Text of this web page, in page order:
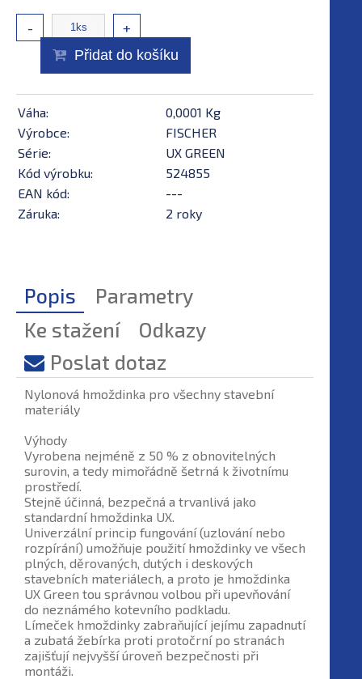
- +
Přidat do košíku
Váha:
0,0001 Kg
Výrobce:
FISCHER
Série:
UX GREEN
Kód výrobku:
524855
EAN kód:
---
Záruka:
2 roky
Popis
Parametry
Ke stažení
Odkazy
Poslat dotaz
Nylonová hmoždinka pro všechny stavební
materiály
Výhody
Vyrobena nejméně z 50 % z obnovitelných
surovin, a tedy mimořádně šetrná k životnímu
prostředí.
Stejně účinná, bezpečná a trvanlivá jako
standardní hmoždinka UX.
Univerzální princip fungování (uzlování nebo
rozpírání) umožňuje použití hmoždinky ve všech
plných, děrovaných, dutých i deskových
stavebních materiálech, a proto je hmoždinka
UX Green tou správnou volbou při upevňování
do neznámého kotevního podkladu.
Límeček hmoždinky zabraňující jejímu zapadnutí
a zubatá žebírka proti protočrní po stranách
zajišťují nejvyšší úroveň bezpečnosti při
montáži.